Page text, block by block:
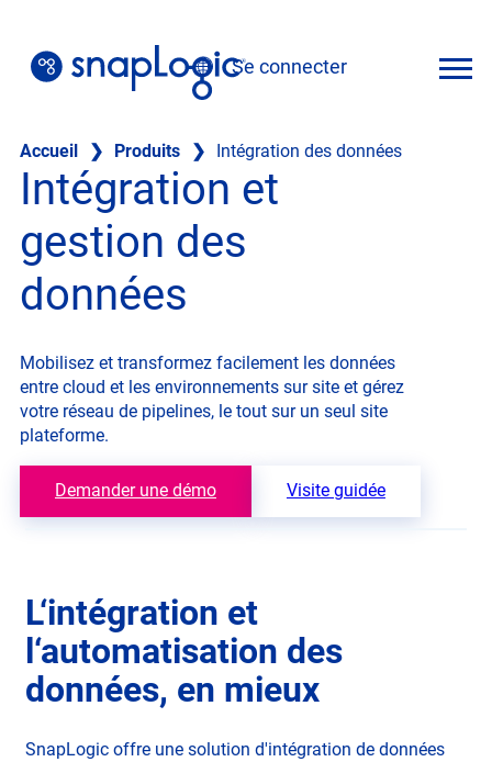
content
FrançaisSe connecter
Accueil ❯ Produits ❯ Intégration des données
Intégration et
gestion des
données
Mobilisez et transformez facilement les données
entre cloud et les environnements sur site et gérez
votre réseau de pipelines, le tout sur un seul site
plateforme.
Demander une démo Visite guidée
L‘intégration et
l‘automatisation des
données, en mieux
SnapLogic offre une solution d'intégration de données